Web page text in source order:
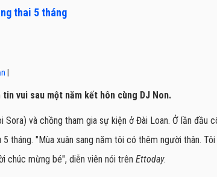
thai 5 tháng
vui sau một năm kết hôn cùng DJ Non.
và chồng tham gia sự kiện ở Đài Loan. Ở lần đầu
tháng. "Mùa xuân sang năm tôi có thêm người thân.
chúc mừng bé", diễn viên nói trên Ettoday.